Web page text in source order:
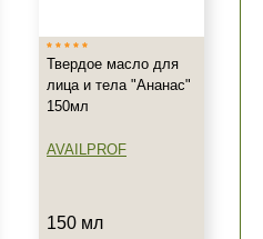
Твердое масло для
лица и тела "Ананас"
150мл
AVAILPROF
150 мл